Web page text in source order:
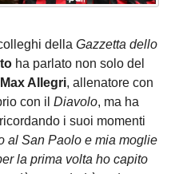
della Gazzetta dello
ha parlato non solo del
Max Allegri, allenatore con
con il Diavolo, ma ha
i suoi momenti
al San Paolo e mia moglie
la prima volta ho capito